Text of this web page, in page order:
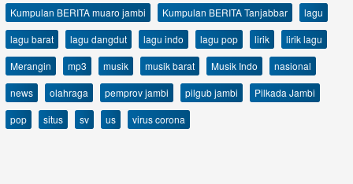
Kumpulan BERITA muaro jambi
Kumpulan BERITA Tanjabbar
lagu
lagu barat
lagu dangdut lagu indo lagu pop lirik
lirik lagu
Merangin
mp3 musik musik barat Musik Indo
nasional
news
olahraga pemprov jambi pilgub jambi
Pilkada Jambi
pop
situs sv us virus corona